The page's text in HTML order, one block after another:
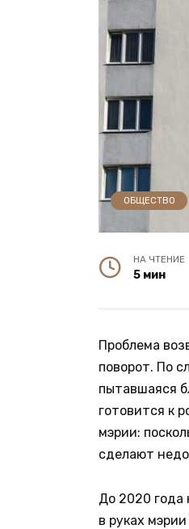
ОБЩЕСТВО
НА ЧТЕНИЕ
5 мин
Проблема
поворот. По
пытавшаяся
готовится к
мэрии:
сделают
До 2020 года
в руках